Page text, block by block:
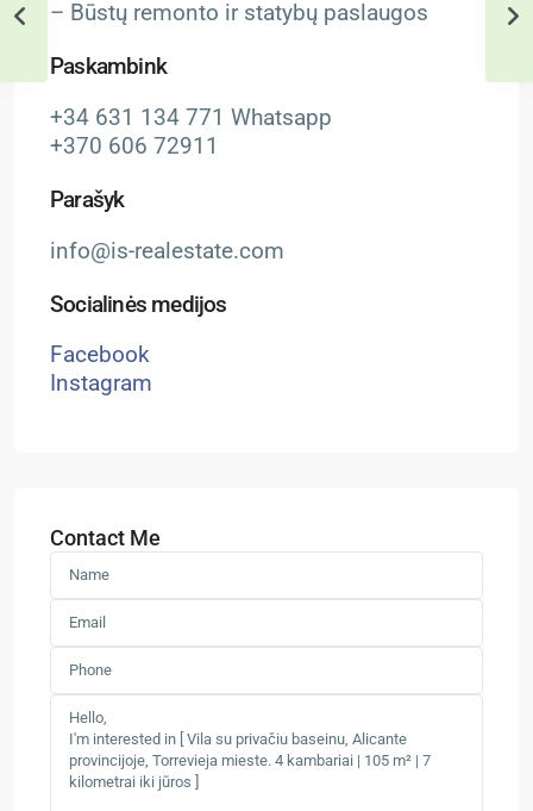
– Būstų remonto ir statybų paslaugos
Paskambink
+34 631 134 771 Whatsapp
+370 606 72911
Parašyk
info@is-realestate.com
Socialinės medijos
Facebook
Instagram
Contact Me